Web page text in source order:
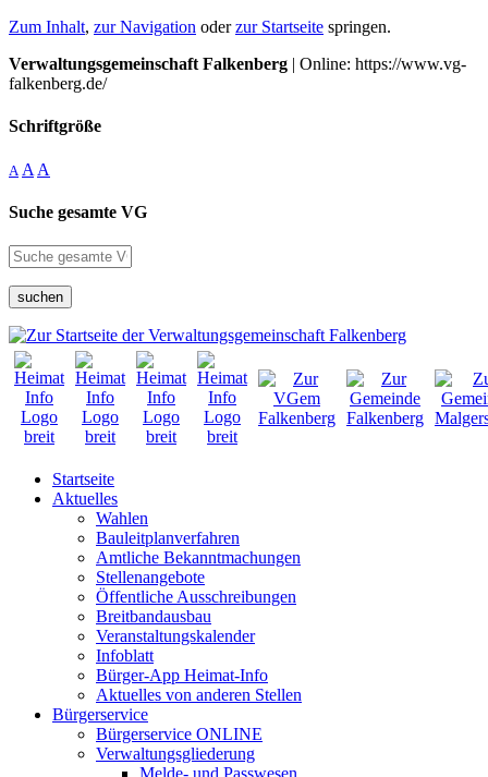
Zum Inhalt, zur Navigation oderzur Startseite springen.
Verwaltungsgemeinschaft Falkenberg | Online: https://www.vg-
falkenberg.de/
Schriftgröße
A A A
Suche gesamte VG
suchen
Startseite
Aktuelles
Wahlen
Bauleitplanverfahren
Amtliche Bekanntmachungen
Stellenangebote
Öffentliche Ausschreibungen
Breitbandausbau
Veranstaltungskalender
Infoblatt
Bürger-App Heimat-Info
Aktuelles von anderen Stellen
Bürgerservice
Bürgerservice ONLINE
Verwaltungsgliederung
Melde- und Passwesen